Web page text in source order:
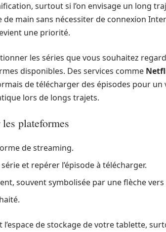
surtout si l’on envisage un long
main sans nécessiter de connexion
une priorité.
les séries que vous souhaitez
disponibles. Des services comme
de télécharger des épisodes pour un
lors de longs trajets.
plateformes
de streaming.
et repérer l’épisode à télécharger.
souvent symbolisée par une flèche vers
de stockage de votre tablette,